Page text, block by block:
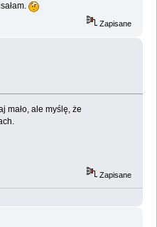
Zapisane
mało, ale myślę, że
Zapisane